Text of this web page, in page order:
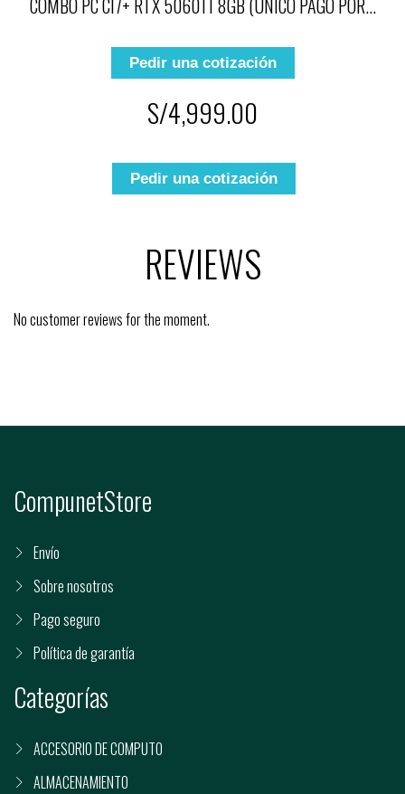
Pedir una cotización
S/4,999.00
Pedir una cotización
REVIEWS
No customer reviews for the moment.
CompunetStore
Envío
Sobre nosotros
Pago seguro
Política de garantía
Categorías
ACCESORIO DE COMPUTO
ALMACENAMIENTO